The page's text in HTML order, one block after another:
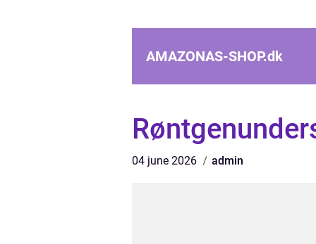
AMAZONAS-SHOP.dk
04 june 2026 admin